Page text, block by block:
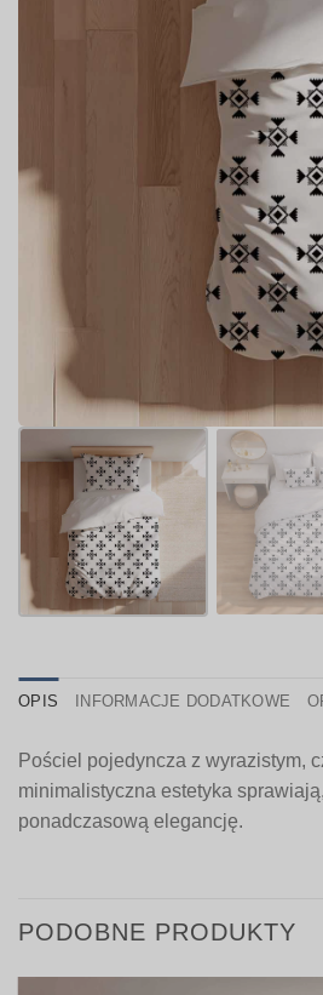
OPIS INFORMACJE DODATKOWE
Pościel pojedyncza z wyrazistym,
minimalistyczna estetyka
ponadczasową elegancję.
PODOBNE PRODUKTY